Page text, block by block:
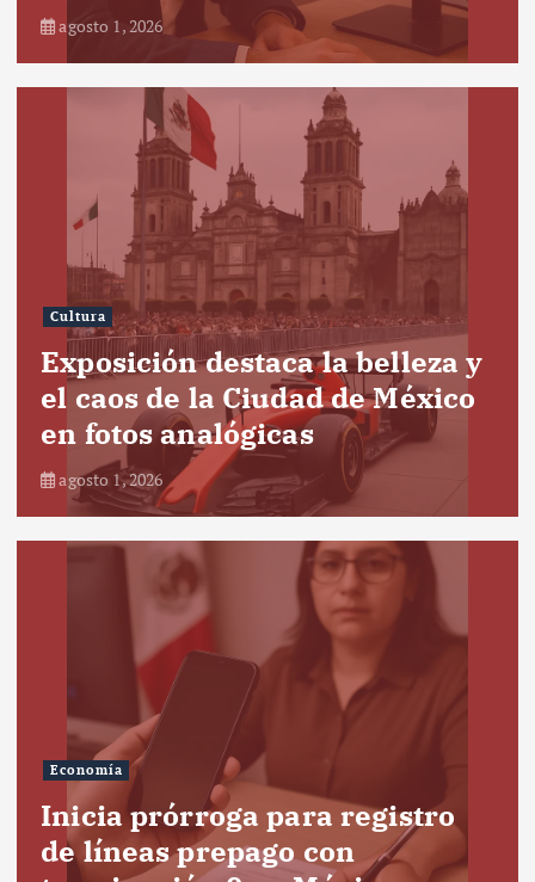
agosto 1, 2026
Cultura
Exposición destaca la belleza y
el caos de la Ciudad de México
en fotos analógicas
agosto 1, 2026
Economía
Inicia prórroga para registro
de líneas prepago con